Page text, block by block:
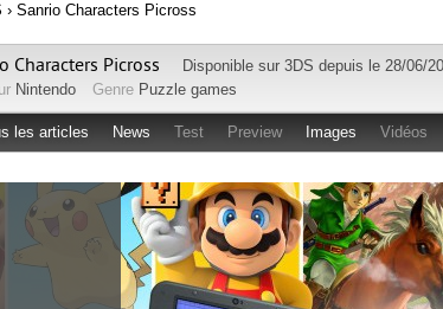
› Sanrio Characters Picross
Characters Picross Disponible sur 3DS depuis le 28/06/
Nintendo Genre Puzzle games
les articles News Test Preview Images Vidéos